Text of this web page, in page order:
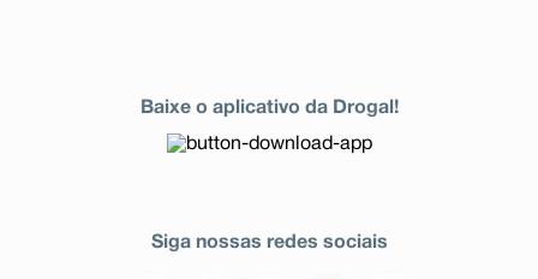
Baixe o aplicativo da Drogal!
Siga nossas redes sociais